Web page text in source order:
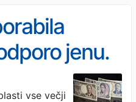
jenu.
delujejo?
vse večji